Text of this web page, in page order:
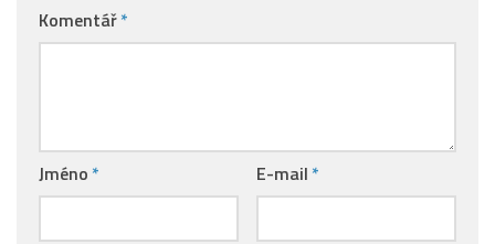
Komentář*
Jméno * E-mail *